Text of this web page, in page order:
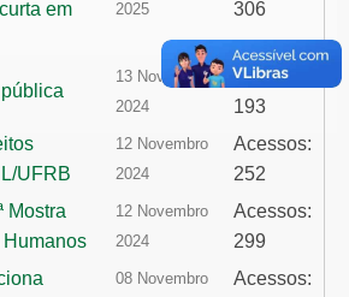
em
2025
306
13 Novembro
2024
Acessos:
193
UFRB
12 Novembro
2024
Acessos:
252
Mostra
12 Novembro
2024
Acessos:
299
08 Novembro
Acessos: